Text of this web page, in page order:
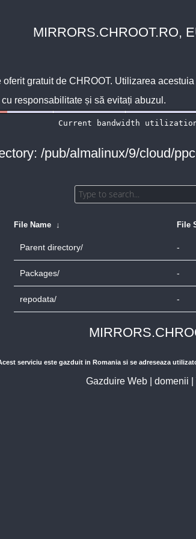
MIRRORS.CHROOT.RO,
oferit gratuit de CHROOT. Utilizarea
responsabilitate și să evitați abuzul.
/pub/almalinux/9/cloud/
File Name ↓ File
Parent directory/ -
Packages/ -
repodata/ -
serviciu este gazduit in Romania si se adreseaza
Gazduire Web| domenii